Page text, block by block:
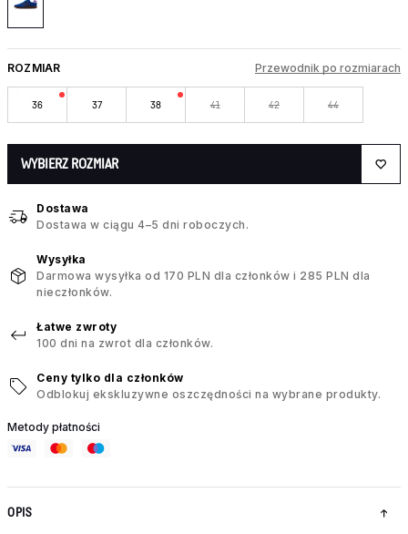
ROZMIAR Przewodnik po rozmiarach
36 37 38 41 42 44
WYBIERZ ROZMIAR
Dostawa
Dostawa w ciągu 4–5 dni roboczych.
Wysyłka
Darmowa wysyłka od 170 PLN dla członków i 285 PLN dla
nieczłonków.
Łatwe zwroty
100 dni na zwrot dla członków.
Ceny tylko dla członków
Odblokuj ekskluzywne oszczędności na wybrane produkty.
Metody płatności
OPIS